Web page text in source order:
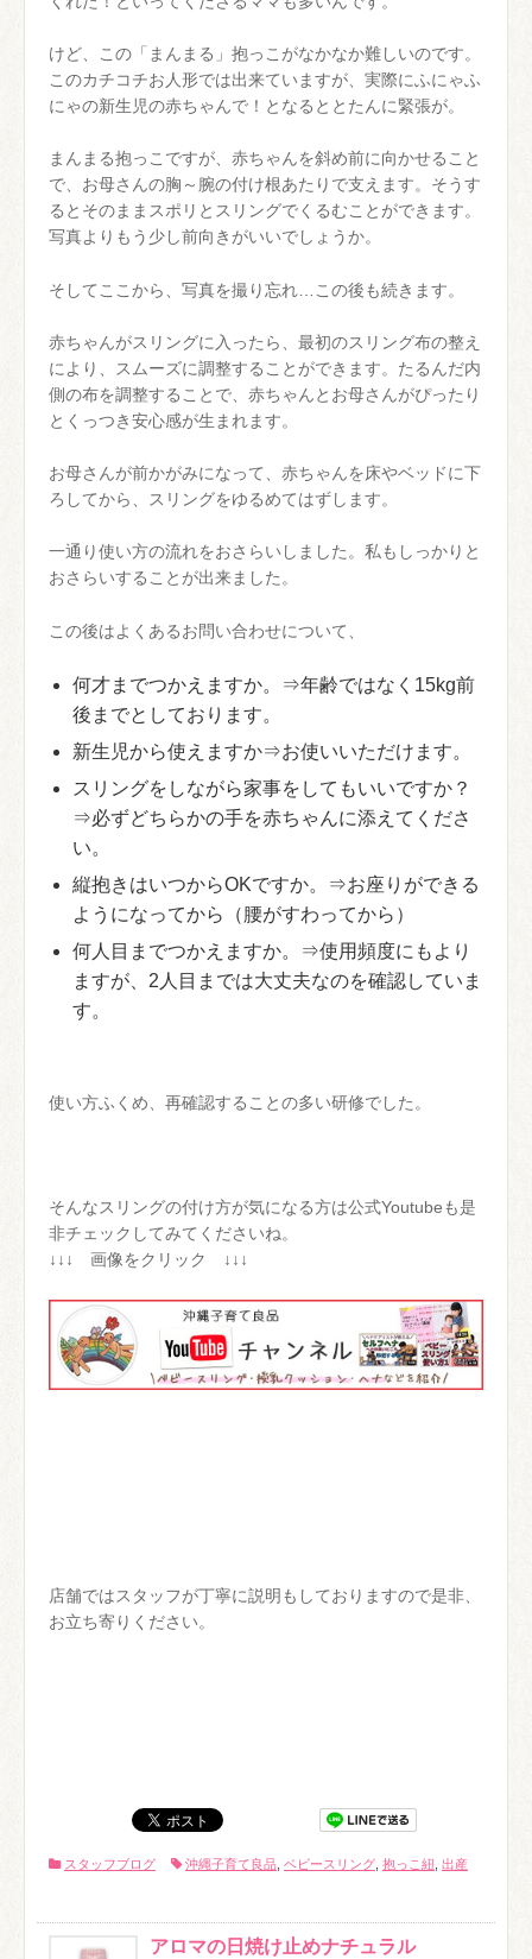
けど、この「まんまる」抱っこがなかなか難しいのです。
このカチコチお人形では出来ていますが、実際にふにゃふ
にゃの新生児の赤ちゃんで！となるととたんに緊張が。
まんまる抱っこですが、赤ちゃんを斜め前に向かせること
で、お母さんの胸～腕の付け根あたりで支えます。そうす
るとそのままスポリとスリングでくるむことができます。
写真よりもう少し前向きがいいでしょうか。
そしてここから、写真を撮り忘れ…この後も続きます。
赤ちゃんがスリングに入ったら、最初のスリング布の整え
により、スムーズに調整することができます。たるんだ内
側の布を調整することで、赤ちゃんとお母さんがぴったり
とくっつき安心感が生まれます。
お母さんが前かがみになって、赤ちゃんを床やベッドに下
ろしてから、スリングをゆるめてはずします。
一通り使い方の流れをおさらいしました。私もしっかりと
おさらいすることが出来ました。
この後はよくあるお問い合わせについて、
何才までつかえますか。⇒年齢ではなく15kg前
後までとしております。
新生児から使えますか⇒お使いいただけます。
スリングをしながら家事をしてもいいですか？
⇒必ずどちらかの手を赤ちゃんに添えてくださ
い。
縦抱きはいつからOKですか。⇒お座りができる
ようになってから（腰がすわってから）
何人目までつかえますか。⇒使用頻度にもより
ますが、2人目までは大丈夫なのを確認していま
す。
使い方ふくめ、再確認することの多い研修でした。
そんなスリングの付け方が気になる方は公式Youtubeも是
非チェックしてみてくださいね。
↓↓↓ 画像をクリック ↓↓↓
店舗ではスタッフが丁寧に説明もしておりますので是非、
お立ち寄りください。
スタッフブログ 沖縄子育て良品, ベビースリング, 抱っこ紐, 出産
アロマの日焼け止めナチュラル